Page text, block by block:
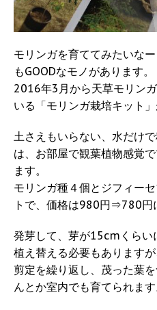
モリンガを育ててみたいな
もGOODなモノがあります。
2016年3月から天草モリン
いる「モリンガ栽培キット」
土さえもいらない、水だけ
は、お部屋で観葉植物感覚
ます。
モリンガ種４個とジフィー
トで、価格は980円⇒780円
発芽して、芽が15cmくらい
植え替える必要もあります
剪定を繰り返し、茂った葉
んとか室内でも育てられます